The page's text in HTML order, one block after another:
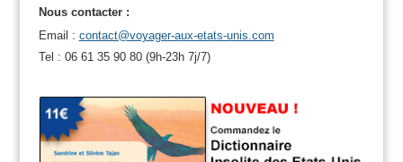
Nous contacter :
Email : contact@voyager-aux-etats-unis.com
Tel : 06 61 35 90 80 (9h-23h 7j/7)